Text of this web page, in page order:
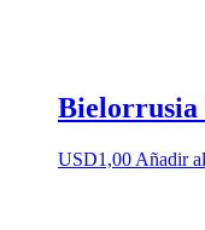
Bielorrusia
USD1,00 Añadir